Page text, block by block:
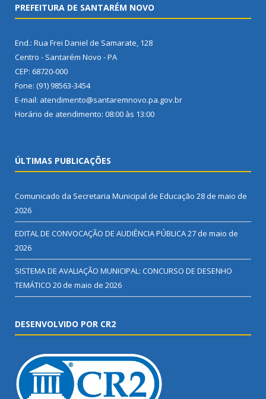
PREFEITURA DE SANTARÉM NOVO
End.: Rua Frei Daniel de Samarate, 128
Centro - Santarém Novo - PA
CEP: 68720-000
Fone: (91) 98563-3454
E-mail: atendimento@santaremnovo.pa.gov.br
Horário de atendimento: 08:00 às 13:00
ÚLTIMAS PUBLICAÇÕES
Comunicado da Secretaria Municipal de Educação 28 de maio de
2026
EDITAL DE CONVOCAÇÃO DE AUDIÊNCIA PÚBLICA27 de maio de
2026
SISTEMA DE AVALIAÇÃO MUNICIPAL: CONCURSO DE DESENHO
TEMÁTICO 20 de maio de 2026
DESENVOLVIDO POR CR2